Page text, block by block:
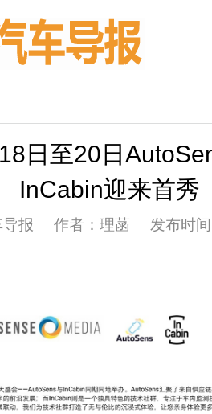
日至20日
InCabin迎来首秀
导报 作者：理菡 发布时间